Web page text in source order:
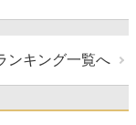
ンキング一覧へ